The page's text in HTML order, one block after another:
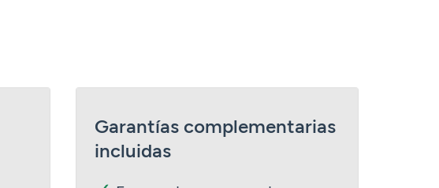
Garantías complementarias
incluidas